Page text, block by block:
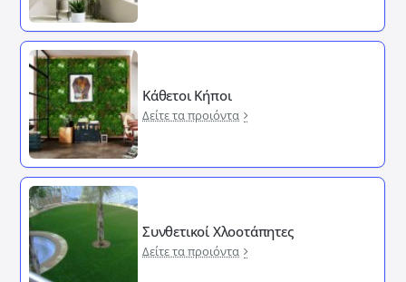
Κάθετοι Κήποι
Δείτε τα προιόντα
Συνθετικοί Χλοοτάπητες
Δείτε τα προιόντα